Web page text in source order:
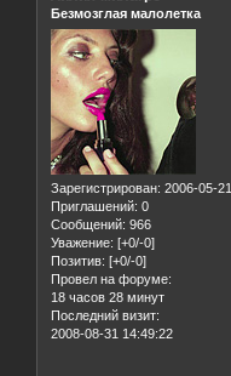
Безмозглая малолетка
Зарегистрирован: 2006-05-21
Приглашений: 0
Сообщений: 966
Уважение: [+0/-0]
Позитив: [+0/-0]
Провел на форуме:
18 часов 28 минут
Последний визит:
2008-08-31 14:49:22